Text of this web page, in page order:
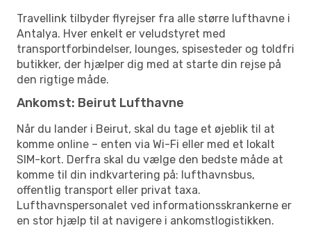
Travellink tilbyder flyrejser fra alle større lufthavne i
Antalya. Hver enkelt er veludstyret med
transportforbindelser, lounges, spisesteder og toldfri
butikker, der hjælper dig med at starte din rejse på
den rigtige måde.
Ankomst: Beirut Lufthavne
Når du lander i Beirut, skal du tage et øjeblik til at
komme online – enten via Wi-Fi eller med et lokalt
SIM-kort. Derfra skal du vælge den bedste måde at
komme til din indkvartering på: lufthavnsbus,
offentlig transport eller privat taxa.
Lufthavnspersonalet ved informationsskrankerne er
en stor hjælp til at navigere i ankomstlogistikken.